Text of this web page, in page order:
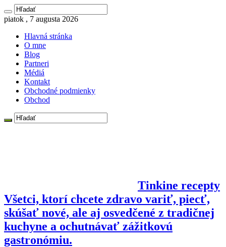
piatok , 7 augusta 2026
Hlavná stránka
O mne
Blog
Partneri
Médiá
Kontakt
Obchodné podmienky
Obchod
Tinkine recepty
Všetci, ktorí chcete zdravo variť, piecť,
skúšať nové, ale aj osvedčené z tradičnej
kuchyne a ochutnávať zážitkovú
gastronómiu.